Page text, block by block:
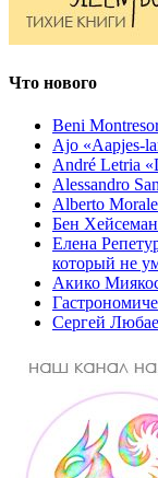
Что нового
Beni
Ajo «Aapjes-
André Letria
Alessandro
Alberto
Бен
Елена
который не
Акико
Сергей